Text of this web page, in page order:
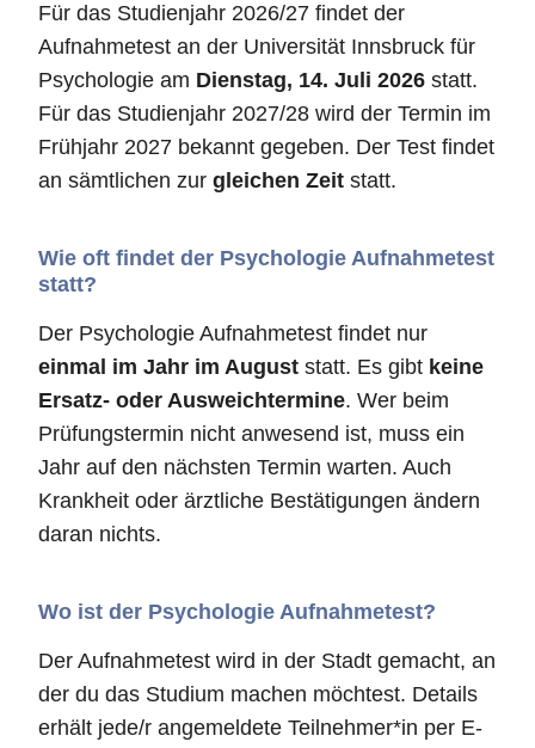
Für das Studienjahr 2026/27 findet der
Aufnahmetest an der Universität Innsbruck für
Psychologie am Dienstag, 14. Juli 2026 statt.
Für das Studienjahr 2027/28 wird der Termin im
Frühjahr 2027 bekannt gegeben. Der Test findet
an sämtlichen zur gleichen Zeit statt.
Wie oft findet der Psychologie Aufnahmetest
statt?
Der Psychologie Aufnahmetest findet nur
einmal im Jahr im August statt. Es gibt keine
Ersatz- oder Ausweichtermine. Wer beim
Prüfungstermin nicht anwesend ist, muss ein
Jahr auf den nächsten Termin warten. Auch
Krankheit oder ärztliche Bestätigungen ändern
daran nichts.
Wo ist der Psychologie Aufnahmetest?
Der Aufnahmetest wird in der Stadt gemacht, an
der du das Studium machen möchtest. Details
erhält jede/r angemeldete Teilnehmer*in per E-